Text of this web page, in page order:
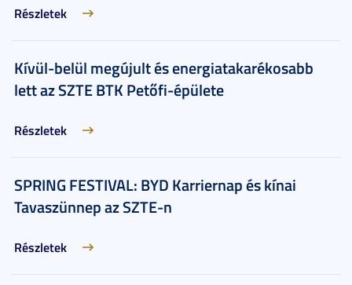
Részletek
Kívül-belül megújult és energiatakarékosabb
lett az SZTE BTK Petőfi-épülete
Részletek
SPRING FESTIVAL: BYD Karriernap és kínai
Tavaszünnep az SZTE-n
Részletek